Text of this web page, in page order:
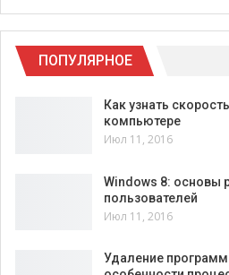
ПОПУЛЯРНОЕ
Как узнать
компьютере
Июл 11, 2016
Windows 8: основы
пользователей
Июл 11, 2016
Удаление программ